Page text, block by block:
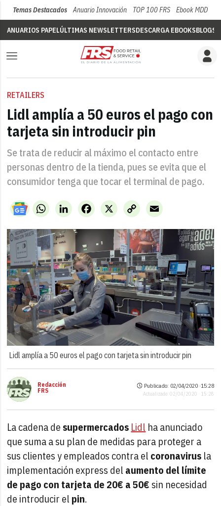
Temas Destacados Anuario Innovación TOP 100 FRS Ebook MDD
ANUARIOS PAPELÚLTIMAS NEWSLETTERSDESCARGA EBOOKSBLOGS
RETAILERS
Lidl amplía a 50 euros el pago con
tarjeta sin introducir pin
Se trata de reducir al máximo el contacto entre
personas dentro de la tienda, pues se evita que el
consumidor tenga que tocar el terminal de pago.
WhatsAppLinkedIn X
Facebook
Copy
Link
Email
Lidl amplía a 50 euros el pago con tarjeta sin introducir pin
Redacción
FRS
Publicado: 02/04/2020 ·15:28
Actualizado: 02/04/2020 · 15:28
La cadena de supermercados Lidl ha anunciado
que suma a su plan de medidas para proteger a
sus clientes y empleados contra el coronavirus la
implementación express del aumento del límite
de pago con tarjeta de 20€ a 50€ sin necesidad
de introducir el pin.